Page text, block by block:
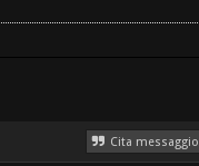
Cita messaggio